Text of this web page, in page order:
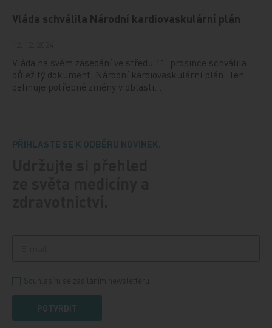
Vláda schválila Národní kardiovaskulární plán
Vláda na svém zasedání ve středu 11. prosince schválila
důležitý dokument, Národní kardiovaskulární plán. Ten
definuje potřebné změny v oblasti…
PŘIHLASTE SE K ODBĚRU NOVINEK.
POTVRDIT